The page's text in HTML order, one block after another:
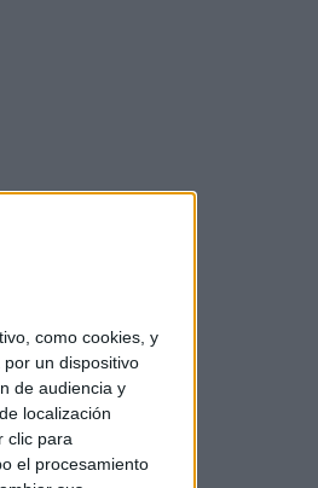
como cookies, y
un dispositivo
de audiencia y
localización
clic para
el procesamiento